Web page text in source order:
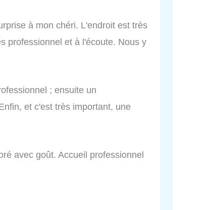
à mon chéri. L'endroit est très
professionnel et à l'écoute. Nous y
; ensuite un
et c'est très important, une
avec goût. Accueil professionnel